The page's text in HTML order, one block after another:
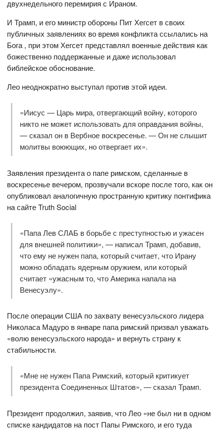
двухнедельного перемирия с Ираном.
И Трамп, и его министр обороны Пит Хегсет в своих
публичных заявлениях во время конфликта ссылались на
Бога , при этом Хегсет представлял военные действия как
божественно поддержанные и даже использовал
библейское обоснование.
Лео неоднократно выступал против этой идеи.
«Иисус — Царь мира, отвергающий войну, которого
никто не может использовать для оправдания войны,
— сказал он в Вербное воскресенье. — Он не слышит
молитвы воюющих, но отвергает их».
Заявления президента о папе римском, сделанные в
воскресенье вечером, прозвучали вскоре после того, как он
опубликовал аналогичную пространную критику понтифика
на сайте Truth Social
«Папа Лев СЛАБ в борьбе с преступностью и ужасен
для внешней политики», — написал Трамп, добавив,
что ему не нужен папа, который считает, что Ирану
можно обладать ядерным оружием, или который
считает «ужасным то, что Америка напала на
Венесуэлу».
После операции США по захвату венесуэльского лидера
Николаса Мадуро в январе папа римский призвал уважать
«волю венесуэльского народа» и вернуть страну к
стабильности.
«Мне не нужен Папа Римский, который критикует
президента Соединенных Штатов», — сказал Трамп.
Президент продолжил, заявив, что Лео «не был ни в одном
списке кандидатов на пост Папы Римского, и его туда